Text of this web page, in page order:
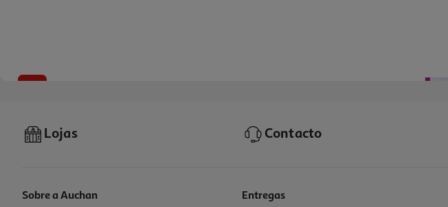
Lojas Contacto
Sobre a Auchan Entregas